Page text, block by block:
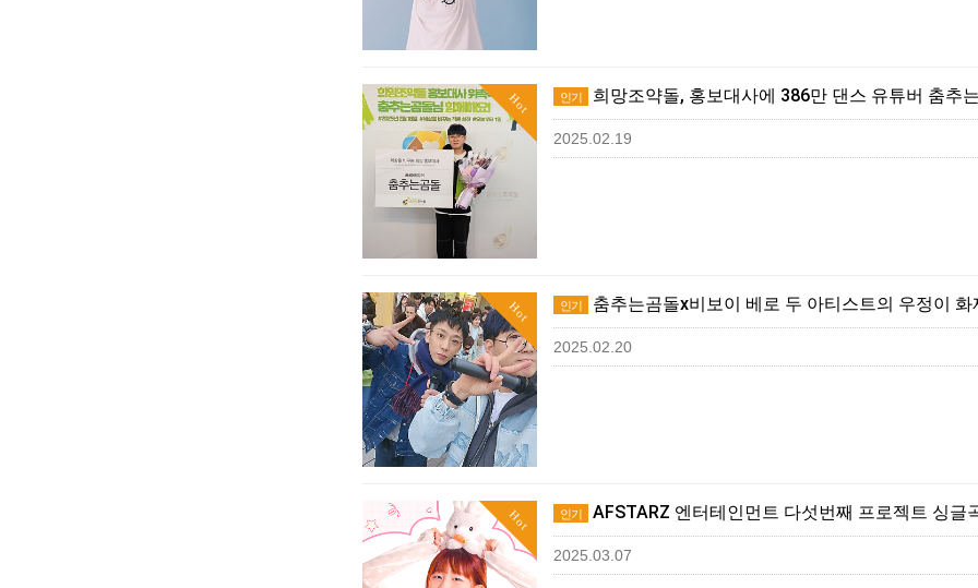
Hot 인기 희망조약돌, 홍보대사에 386만 댄스 유튜버 춤추
2025.02.19
Hot 인기 춤추는곰돌x비보이 베로 두 아티스트의 우정이 화
2025.02.20
Hot 인기 AFSTARZ 엔터테인먼트 다섯번째 프로젝트 싱글
2025.03.07